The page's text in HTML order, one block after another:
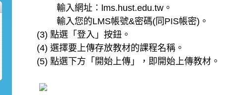
輸入網址：lms.hust.edu.tw。
輸入您的LMS帳號&密碼(同PIS帳密)。
(3) 點選「登入」按鈕。
(4) 選擇要上傳存放教材的課程名稱。
(5) 點選下方「開始上傳」，即開始上傳教材。